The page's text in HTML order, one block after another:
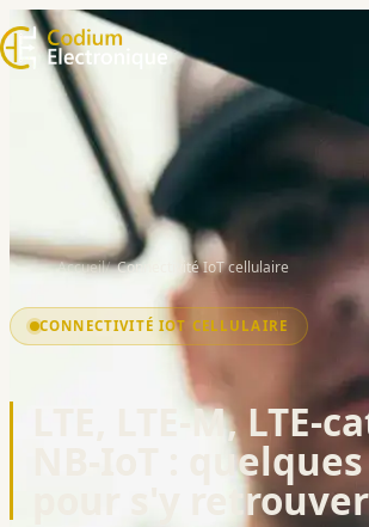
Accueil Connectivité IoT cellulaire
CONNECTIVITÉ IOT CELLULAIRE
LTE, LTE-M, LTE-
NB-IoT :
pour s'y retrouver